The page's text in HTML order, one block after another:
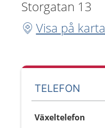
Storgatan 13
Visa på karta
TELEFON
Växeltelefon